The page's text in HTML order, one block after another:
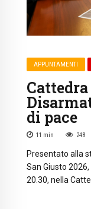
APPUNTAMENTI
di pace
11 min 248
Presentato alla
San Giusto
20.30, nella